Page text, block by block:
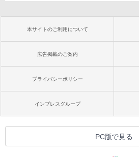
本サイトのご利用について
広告掲載のご案内
プライバシーポリシー
インプレスグループ
PC版で見る